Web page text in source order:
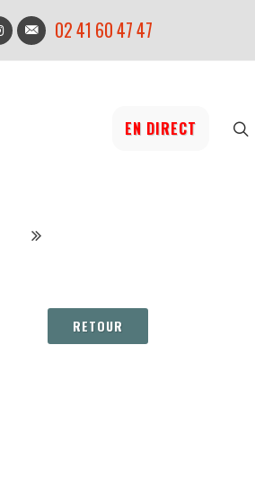
02 41 60 47 47
EN DIRECT
RETOUR